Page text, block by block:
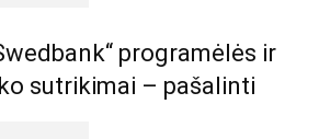
programėlės ir
sutrikimai – pašalinti